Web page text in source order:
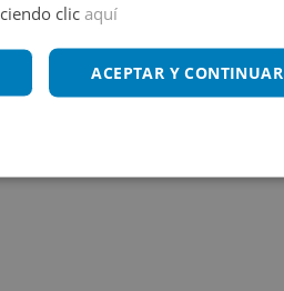
clicaquí
ACEPTAR Y CONTINUAR